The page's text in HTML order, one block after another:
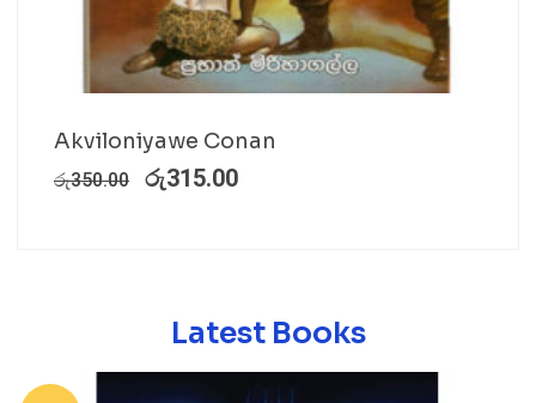
Akviloniyawe Conan
රු350.00 රු315.00
Latest Books